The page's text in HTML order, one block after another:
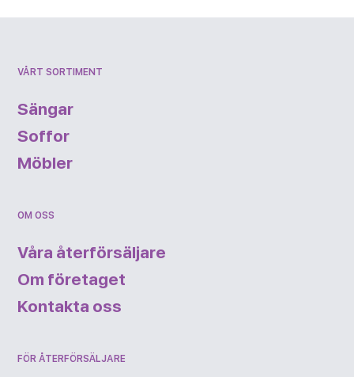
VÅRT SORTIMENT
Sängar
Soffor
Möbler
OM OSS
Våra återförsäljare
Om företaget
Kontakta oss
FÖR ÅTERFÖRSÄLJARE